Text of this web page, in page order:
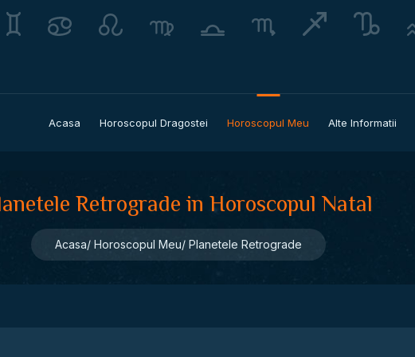
Acasa Horoscopul Dragostei Horoscopul Meu Alte Informatii
Retrograde in Horoscopul Natal
Acasa Horoscopul Meu Planetele Retrograde